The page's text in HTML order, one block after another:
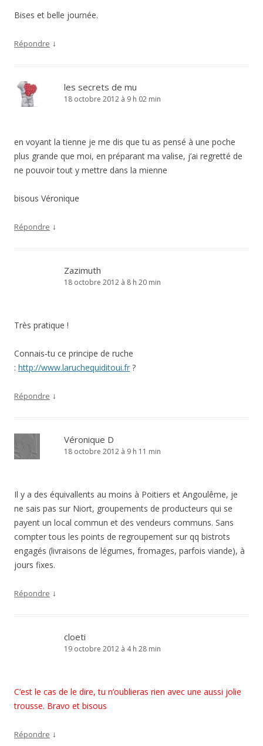
Bises et belle journée.
Répondre ↓
les secrets de mu
18 octobre 2012 à 9 h 02 min
en voyant la tienne je me dis que tu as pensé à une poche
plus grande que moi, en préparant ma valise, j’ai regretté de
ne pouvoir tout y mettre dans la mienne
bisous Véronique
Répondre ↓
Zazimuth
18 octobre 2012 à 8 h 20 min
Très pratique !
Connais-tu ce principe de ruche
: http://www.laruchequiditoui.fr ?
Répondre ↓
Véronique D
18 octobre 2012 à 9 h 11 min
Il y a des équivallents au moins à Poitiers et Angoulême, je
ne sais pas sur Niort, groupements de producteurs qui se
payent un local commun et des vendeurs communs. Sans
compter tous les points de regroupement sur qq bistrots
engagés (livraisons de légumes, fromages, parfois viande), à
jours fixes.
Répondre ↓
cloeti
19 octobre 2012 à 4 h 28 min
C’est le cas de le dire, tu n’oublieras rien avec une aussi jolie
trousse. Bravo et bisous
Répondre ↓